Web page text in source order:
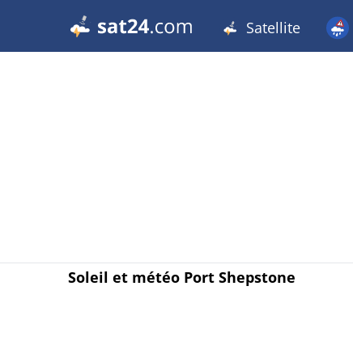
Satellite
Soleil et météo Port Shepstone